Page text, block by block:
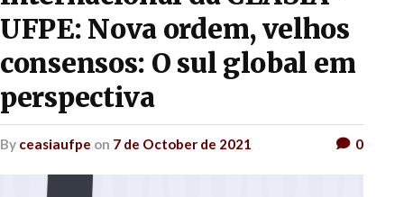
UFPE: Nova ordem, velhos
consensos: O sul global em
perspectiva
by ceasiaufpe on 7 de October de 2021 0